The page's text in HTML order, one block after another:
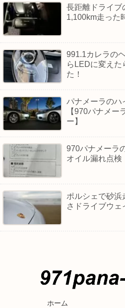
長距離ドライブ
1,100km走った
991.1カレラの
らLEDに変えた
た！
パナメーラのハ
【970パナメー
ー】
970パナメーラ
オイル漏れ点検
ポルシェで砂浜
さドライブウェ
ホーム